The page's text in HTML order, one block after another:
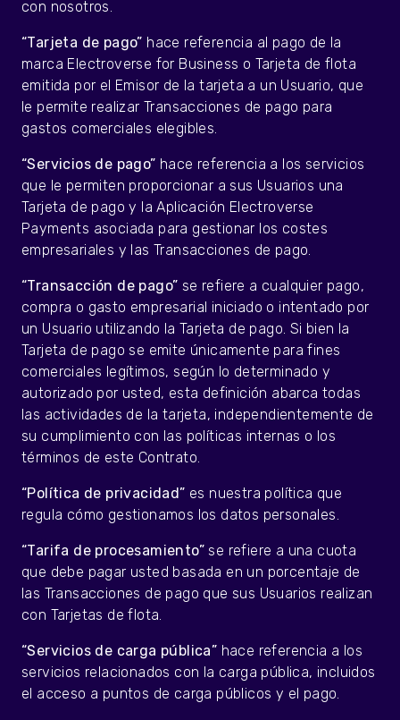
con nosotros.
“Tarjeta de pago” hace referencia al pago de la
marca Electroverse for Business o Tarjeta de flota
emitida por el Emisor de la tarjeta a un Usuario, que
le permite realizar Transacciones de pago para
gastos comerciales elegibles.
“Servicios de pago” hace referencia a los servicios
que le permiten proporcionar a sus Usuarios una
Tarjeta de pago y la Aplicación Electroverse
Payments asociada para gestionar los costes
empresariales y las Transacciones de pago.
“Transacción de pago” se refiere a cualquier pago,
compra o gasto empresarial iniciado o intentado por
un Usuario utilizando la Tarjeta de pago. Si bien la
Tarjeta de pago se emite únicamente para fines
comerciales legítimos, según lo determinado y
autorizado por usted, esta definición abarca todas
las actividades de la tarjeta, independientemente de
su cumplimiento con las políticas internas o los
términos de este Contrato.
“Política de privacidad” es nuestra política que
regula cómo gestionamos los datos personales.
“Tarifa de procesamiento” se refiere a una cuota
que debe pagar usted basada en un porcentaje de
las Transacciones de pago que sus Usuarios realizan
con Tarjetas de flota.
“Servicios de carga pública” hace referencia a los
servicios relacionados con la carga pública, incluidos
el acceso a puntos de carga públicos y el pago.